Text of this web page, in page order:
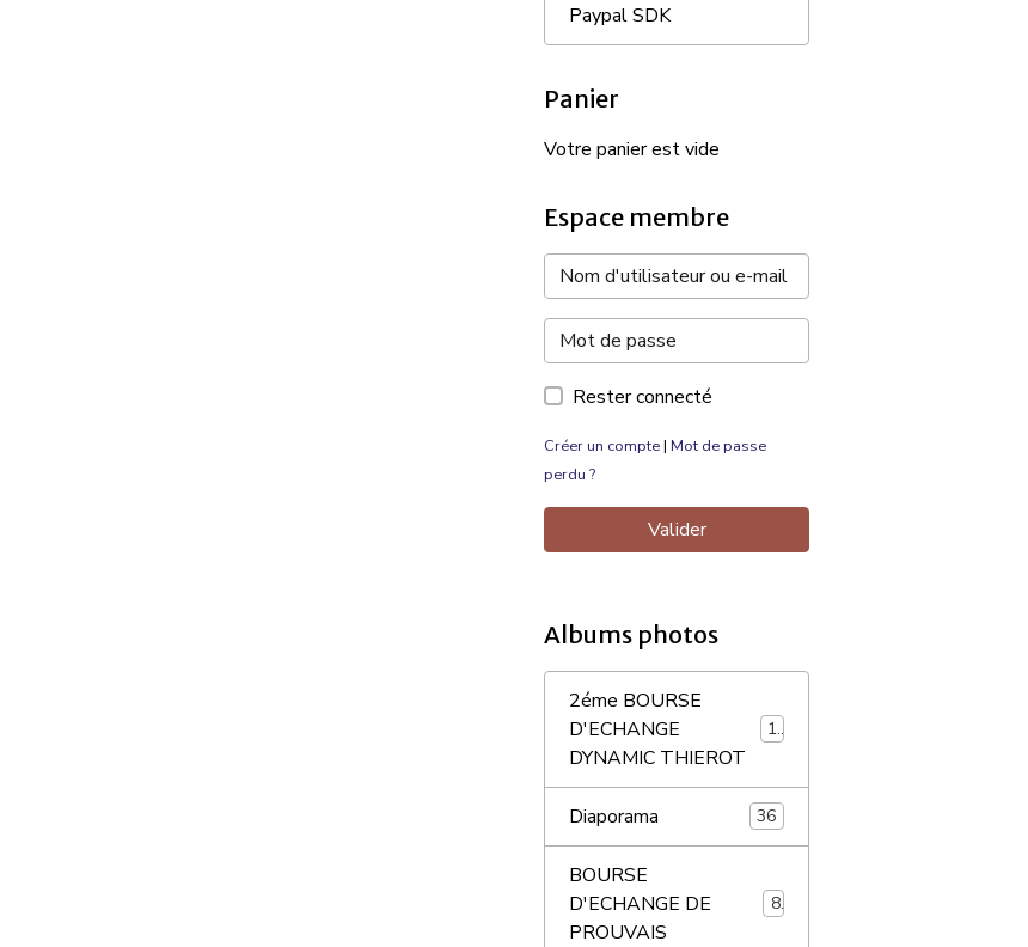
Paypal SDK
Panier
Votre panier est vide
Espace membre
Rester connecté
Créer un compte| Mot de passe
perdu ?
Valider
Albums photos
2éme BOURSE
D'ECHANGE
DYNAMIC THIEROT
18
Diaporama 36
BOURSE
D'ECHANGE DE
PROUVAIS
8